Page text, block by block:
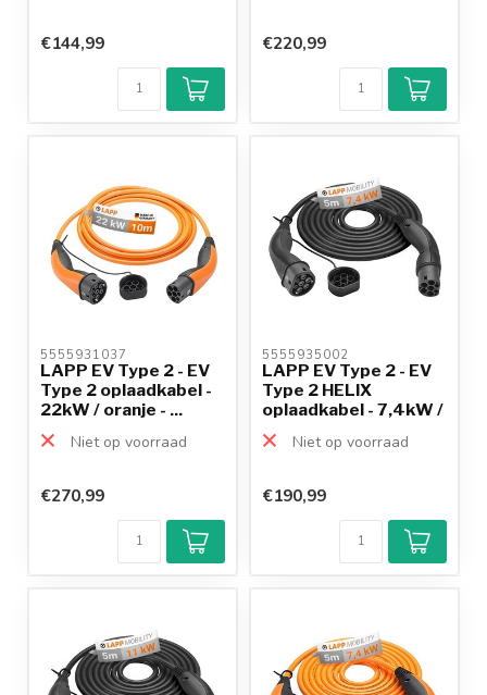
€144,99 €220,99
5555931037
LAPP EV Type 2 - EV
Type 2 oplaadkabel -
22kW / oranje - ...
Niet op voorraad
€270,99
5555935002
LAPP EV Type 2 - EV
Type 2 HELIX
oplaadkabel - 7,4kW /
Niet op voorraad
€190,99